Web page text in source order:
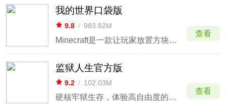
我的世界口袋版
9.8 / 983.82M
Minecraft是一款让玩家放置方块和历险的游。
查看
监狱人生官方版
9.2 / 102.03M
硬核牢狱生存，体验高自由度的铁窗生活。
查看